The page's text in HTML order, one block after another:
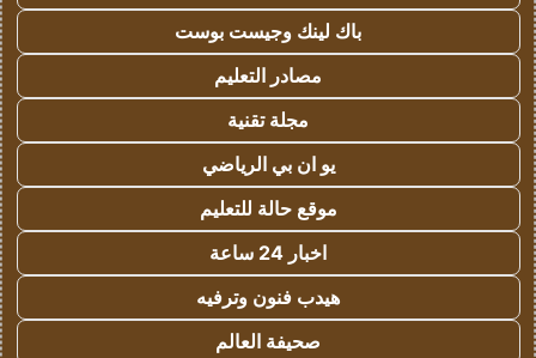
باك لينك وجيست بوست
مصادر التعليم
مجلة تقنية
يو ان بي الرياضي
موقع حالة للتعليم
اخبار 24 ساعة
هيدب فنون وترفيه
صحيفة العالم